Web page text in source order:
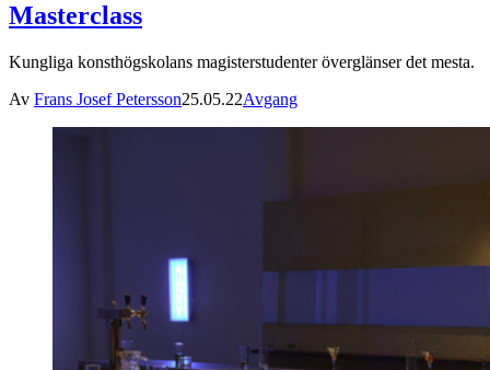
Masterclass
Kungliga konsthögskolans magisterstudenter överglänser det mesta.
Av Frans Josef Petersson25.05.22Avgang